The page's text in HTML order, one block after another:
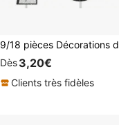
Dès3,20€
Clients très fidèles